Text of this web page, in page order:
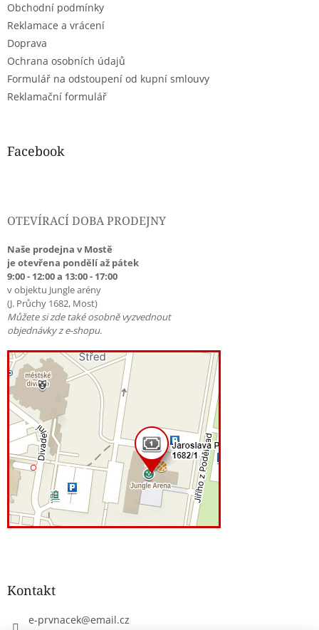
Obchodní podmínky
Reklamace a vrácení
Doprava
Ochrana osobních údajů
Formulář na odstoupení od kupní smlouvy
Reklamační formulář
Facebook
OTEVÍRACÍ DOBA PRODEJNY
Naše prodejna v Mostě
je otevřena pondělí až pátek
9:00 - 12:00 a 13:00 - 17:00
v objektu Jungle arény
(J. Průchy 1682, Most)
Můžete si zde také osobně vyzvednout
objednávky z e-shopu.
Kontakt
e-prvnacek@email.cz